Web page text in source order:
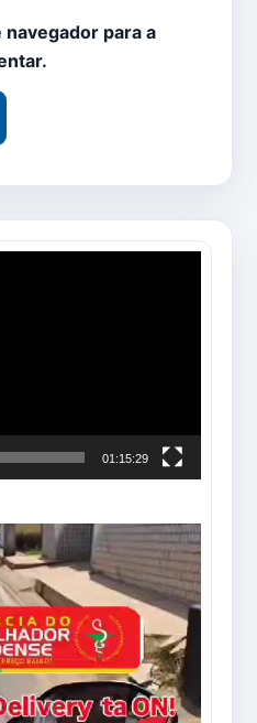
para a
01:15:29